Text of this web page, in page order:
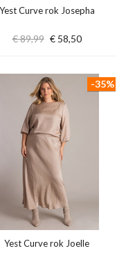
Yest Curve rok Josepha
€ 89,99 € 58,50
Yest Curve rok Joelle
-35%